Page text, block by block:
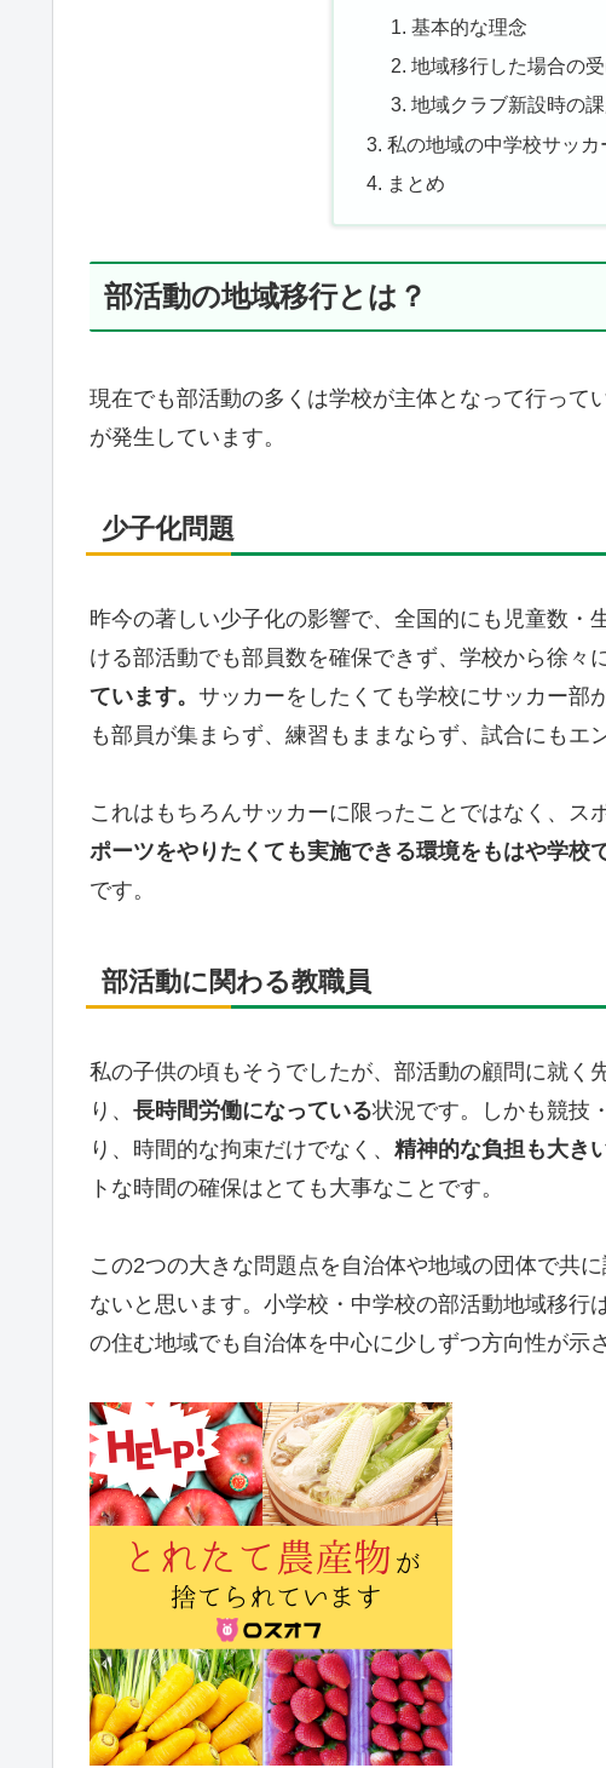
基本的な理念
地域移行した場合の
地域クラブ新設時の
私の地域の中学校サッカ
まとめ
部活動の地域移行とは？
現在でも部活動の多くは学校が主体となって行って
が発生しています。
少子化問題
昨今の著しい少子化の影響で、全国的にも児童数・
ける部活動でも部員数を確保できず、学校から徐々
ています。 サッカーをしたくても学校にサッカー部
も部員が集まらず、練習もままならず、試合にもエ
これはもちろんサッカーに限ったことではなく、ス
ポーツをやりたくても実施できる環境をもはや学校
です。
部活動に関わる教職員
私の子供の頃もそうでしたが、部活動の顧問に就く
り、 長時間労働になっている状況です。しかも競技
り、時間的な拘束だけでなく、 精神的な負担も大き
トな時間の確保はとても大事なことです。
この2つの大きな問題点を自治体や地域の団体で共
ないと思います。小学校・中学校の部活動地域移行
の住む地域でも自治体を中心に少しずつ方向性が示